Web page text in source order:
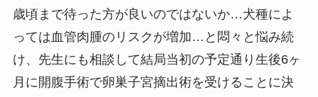
歳頃まで待った方が良いのではないか…犬種によ
っては血管肉腫のリスクが増加…と悶々と悩み続
け、先生にも相談して結局当初の予定通り生後6ヶ
月に開腹手術で卵巣子宮摘出術を受けることに決